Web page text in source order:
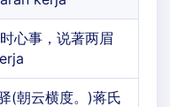
心事，说著两眉
(朝云横度。)蒋氏